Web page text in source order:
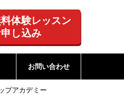
体験レッスン
し込み
お問い合わせ
プアカデミー